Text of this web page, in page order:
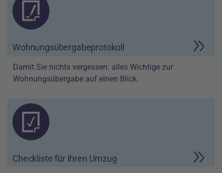
Wohnungsübergabeprotokoll
Damit Sie nichts vergessen: alles Wichtige zur
Wohnungsübergabe auf einen Blick.
Checkliste für Ihren Umzug